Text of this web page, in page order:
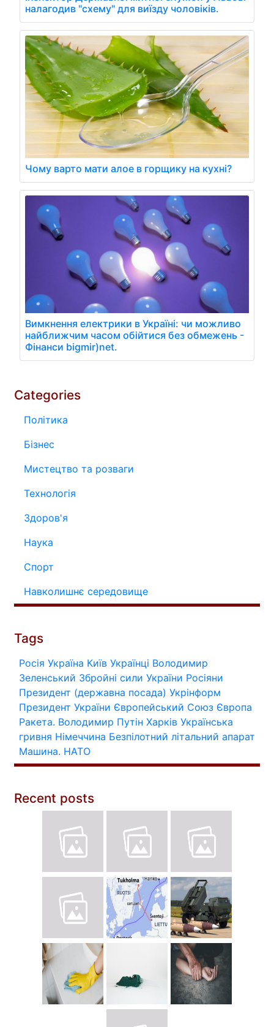
налагодив "схему" для виїзду чоловіків.
Чому варто мати алое в горщику на кухні?
Вимкнення електрики в Україні: чи можливо
найближчим часом обійтися без обмежень -
Фінанси bigmir)net.
Categories
Політика
Бізнес
Мистецтво та розваги
Технологія
Здоров'я
Наука
Спорт
Навколишнє середовище
Tags
Росія Україна Київ Українці Володимир
Зеленський Збройні сили України Росіяни
Президент (державна посада) Укрінформ
Президент України Європейський Союз Європа
Ракета. Володимир Путін Харків Українська
гривня Німеччина Безпілотний літальний апарат
Машина. НАТО
Recent posts